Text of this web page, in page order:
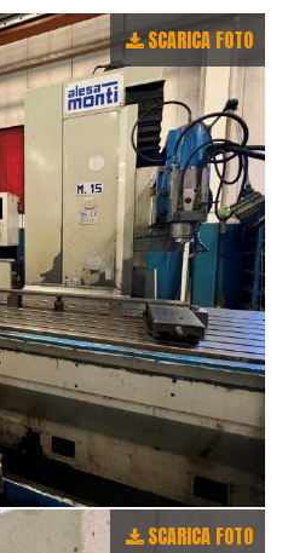
SCARICA FOTO
SCARICA FOTO